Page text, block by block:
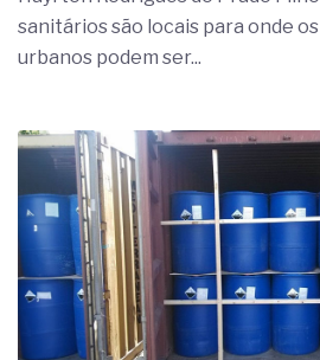
sanitários são locais para onde
urbanos podem ser...